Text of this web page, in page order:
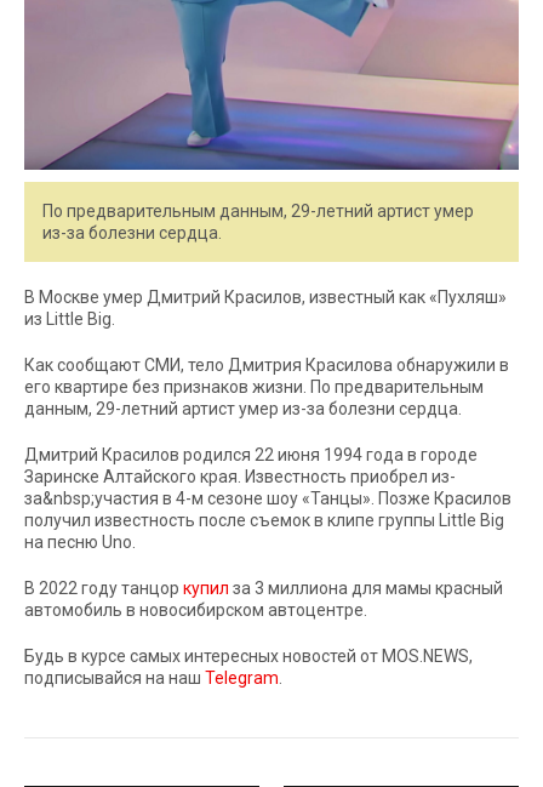
По предварительным данным, 29-летний артист умер
из-за болезни сердца.
В Москве умер Дмитрий Красилов, известный как «Пухляш»
из Little Big.
Как сообщают СМИ, тело Дмитрия Красилова обнаружили в
его квартире без признаков жизни. По предварительным
данным, 29-летний артист умер из-за болезни сердца.
Дмитрий Красилов родился 22 июня 1994 года в городе
Заринске Алтайского края. Известность приобрел из-
за&nbsp;участия в 4-м сезоне шоу «Танцы». Позже Красилов
получил известность после съемок в клипе группы Little Big
на песню Uno.
В 2022 году танцор купил за 3 миллиона для мамы красный
автомобиль в новосибирском автоцентре.
Будь в курсе самых интересных новостей от MOS.NEWS,
подписывайся на наш Telegram